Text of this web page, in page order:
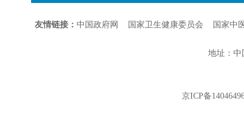
友情链接： 中国政府网 国家卫生健康委员会 国家中
地址：
京ICP备